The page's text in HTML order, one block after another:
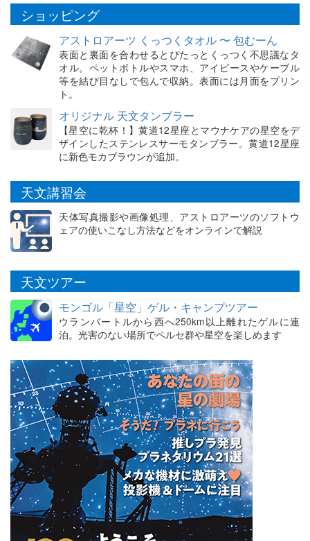
ショッピング
アストロアーツ くっつくタオル 〜 包むーん
表面と裏面を合わせるとぴたっとくっつく不思議なタ
オル。ペットボトルやスマホ、アイピースやケーブル
等を結び目なしで包んで収納。表面には月面をプリン
ト。
オリジナル 天文タンブラー
【星空に乾杯！】黄道12星座とマウナケアの星空をデ
ザインしたステンレスサーモタンブラー。黄道12星座
に新色モカブラウンが追加。
天文講習会
天体写真撮影や画像処理、アストロアーツのソフトウ
ェアの使いこなし方法などをオンラインで解説
天文ツアー
モンゴル「星空」ゲル・キャンプツアー
ウランバートルから西へ250km以上離れたゲルに連
泊。光害のない場所でペルセ群や星空を楽しめます